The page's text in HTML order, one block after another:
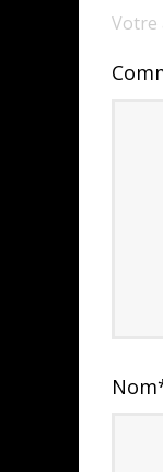
Votre
Nom